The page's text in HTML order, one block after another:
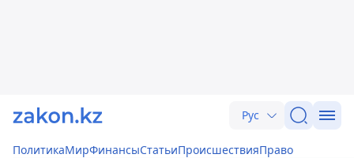
Рус
ПолитикаМирФинансыСтатьиПроисшествияПраво